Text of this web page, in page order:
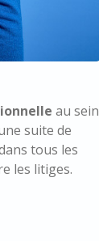
au sein
suite de
tous les
les litiges.